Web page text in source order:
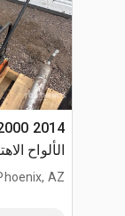
الألواح
AZ